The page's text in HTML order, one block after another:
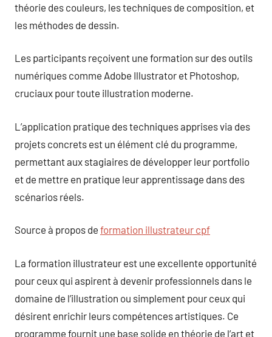
théorie des couleurs, les techniques de composition, et
les méthodes de dessin.
Les participants reçoivent une formation sur des outils
numériques comme Adobe Illustrator et Photoshop,
cruciaux pour toute illustration moderne.
L’application pratique des techniques apprises via des
projets concrets est un élément clé du programme,
permettant aux stagiaires de développer leur portfolio
et de mettre en pratique leur apprentissage dans des
scénarios réels.
Source à propos de formation illustrateur cpf
La formation illustrateur est une excellente opportunité
pour ceux qui aspirent à devenir professionnels dans le
domaine de l’illustration ou simplement pour ceux qui
désirent enrichir leurs compétences artistiques. Ce
programme fournit une base solide en théorie de l’art et